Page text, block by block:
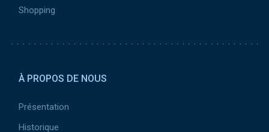
Shopping
page
À PROPOS DE NOUS
Présentation
Historique